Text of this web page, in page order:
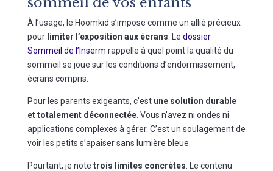
À l’usage, le Hoomkid s’impose comme un allié précieux
pour limiter l’exposition aux écrans . Le dossier
Sommeil de l’Inserm rappelle à quel point la qualité du
sommeil se joue sur les conditions d’endormissement,
écrans compris.
Pour les parents exigeants, c’est une solution durable
et totalement déconnectée. Vous n’avez ni ondes ni
applications complexes à gérer. C’est un soulagement de
voir les petits s’apaiser sans lumière bleue.
Pourtant, je note trois limites concrètes . Le contenu